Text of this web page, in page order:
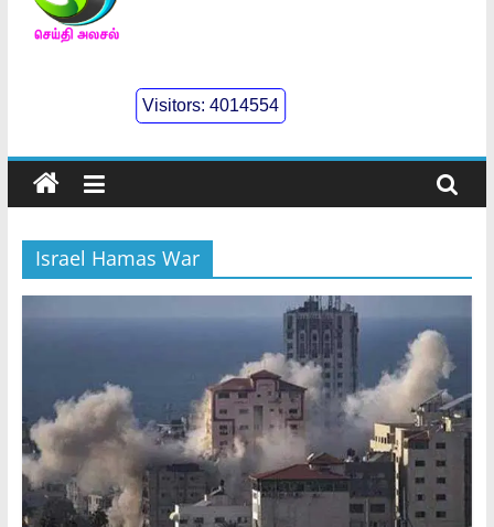
செய்திஅலசல்
Seidhialasal
Tamil
Online
NewsPaper
Visitors:4014554
Israel Hamas War